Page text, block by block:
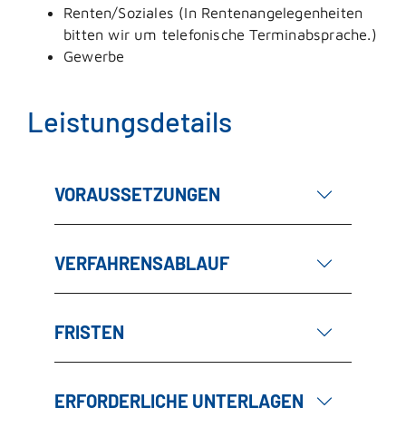
Renten/Soziales (In Rentenangelegenheiten
bitten wir um telefonische Terminabsprache.)
Gewerbe
Leistungsdetails
VORAUSSETZUNGEN
VERFAHRENSABLAUF
FRISTEN
ERFORDERLICHE UNTERLAGEN